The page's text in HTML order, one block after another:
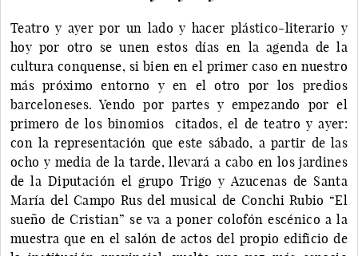
Teatro y ayer por un lado y hacer plástico-literario y
hoy por otro se unen estos días en la agenda de la
cultura conquense, si bien en el primer caso en nuestro
más próximo entorno y en el otro por los predios
barceloneses. Yendo por partes y empezando por el
primero de los binomios citados, el de teatro y ayer:
con la representación que este sábado, a partir de las
ocho y media de la tarde, llevará a cabo en los jardines
de la Diputación el grupo Trigo y Azucenas de Santa
María del Campo Rus del musical de Conchi Rubio “El
sueño de Cristian” se va a poner colofón escénico a la
muestra que en el salón de actos del propio edificio de